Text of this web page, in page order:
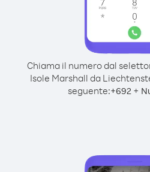
Chiama il numero dal
Isole Marshall da
seguente:+692 +